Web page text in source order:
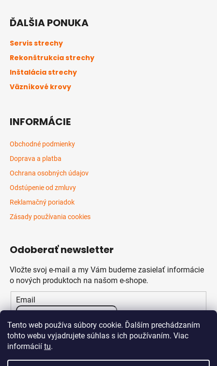
Tento web používa súbory cookie. Ďalším prechádzaním
tohto webu vyjadrujete súhlas s ich používaním. Viac
informácií tu.
ĎALŠIA PONUKA
Servis strechy
Rekonštrukcia strechy
Inštalácia strechy
Väzníkové krovy
INFORMÁCIE
Obchodné podmienky
Doprava a platba
Ochrana osobných údajov
Odstúpenie od zmluvy
Reklamačný poriadok
Zásady používania cookies
Odoberať newsletter
Vložte svoj e-mail a my Vám budeme zasielať informácie
o nových produktoch na našom e-shope.
Email
Vložením e-mailu súhlasíte spodmienkami ochrany
osobných údajov
PRIHLÁSIŤ SA